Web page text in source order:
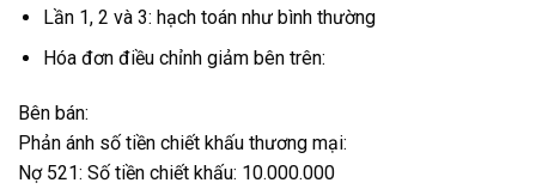
Lần 1, 2 và 3: hạch toán như bình thường
Hóa đơn điều chỉnh giảm bên trên:
Bên bán:
Phản ánh số tiền chiết khấu thương mại:
Nợ 521: Số tiền chiết khấu: 10.000.000